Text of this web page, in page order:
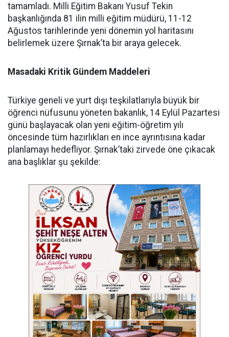
tamamladı. Milli Eğitim Bakanı Yusuf Tekin
başkanlığında 81 ilin milli eğitim müdürü, 11-12
Ağustos tarihlerinde yeni dönemin yol haritasını
belirlemek üzere Şırnak’ta bir araya gelecek.
Masadaki Kritik Gündem Maddeleri
​Türkiye geneli ve yurt dışı teşkilatlarıyla büyük bir
öğrenci nüfusunu yöneten bakanlık, 14 Eylül Pazartesi
günü başlayacak olan yeni eğitim-öğretim yılı
öncesinde tüm hazırlıkları en ince ayrıntısına kadar
planlamayı hedefliyor. Şırnak’taki zirvede öne çıkacak
ana başlıklar şu şekilde: